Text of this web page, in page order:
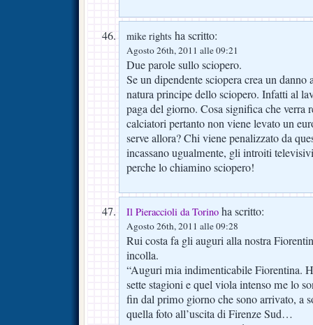
mike rights ha scritto:
Agosto 26th, 2011 alle 09:21
Due parole sullo sciopero.
Se un dipendente sciopera crea un danno
natura principe dello sciopero. Infatti al
paga del giorno. Cosa significa che verra
calciatori pertanto non viene levato un
serve allora? Chi viene penalizzato da
incassano ugualmente, gli introiti
perche lo chiamino sciopero!
Il Pieraccioli da Torino ha scritto:
Agosto 26th, 2011 alle 09:28
Rui costa fa gli auguri alla nostra
incolla.
“Auguri mia indimenticabile Fiorentina.
sette stagioni e quel viola intenso me lo
fin dal primo giorno che sono arrivato, a
quella foto all’uscita di Firenze Sud…